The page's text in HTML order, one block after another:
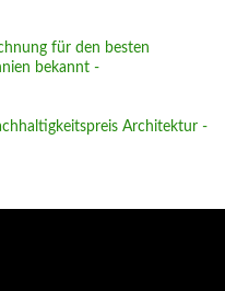
für den besten
bekannt -
Architektur -